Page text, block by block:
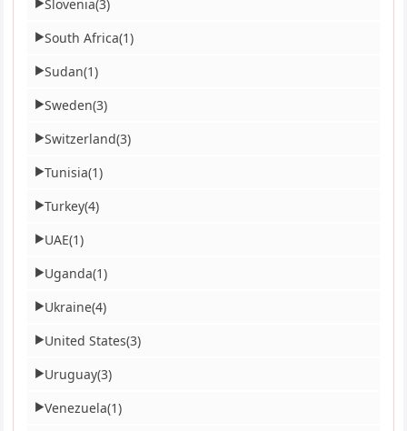
▶Slovenia(3)
▶South Africa(1)
▶Sudan(1)
▶Sweden(3)
▶Switzerland(3)
▶Tunisia(1)
▶Turkey(4)
▶UAE(1)
▶Uganda(1)
▶Ukraine(4)
▶United States(3)
▶Uruguay(3)
▶Venezuela(1)